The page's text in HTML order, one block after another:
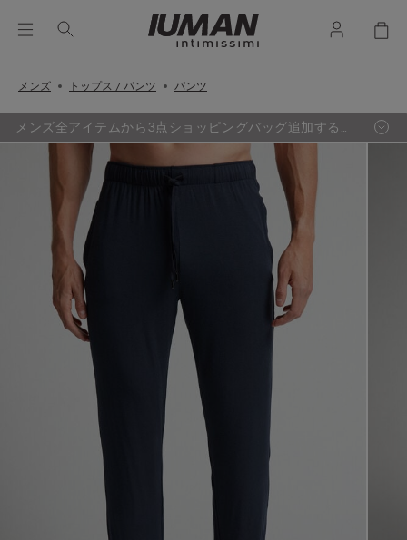
メンズ トップス / パンツ パンツ
メンズ全アイテムから3点ショッピングバッグ追加するご
とに、最も定価の低い1点が無料に。（セールアイテム除